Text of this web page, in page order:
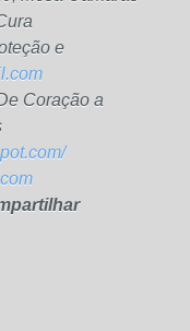
e
Coração a